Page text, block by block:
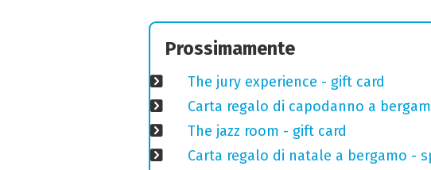
Prossimamente
The jury experience - gift card
Carta regalo di capodanno a
The jazz room - gift card
Carta regalo di natale a bergamo -